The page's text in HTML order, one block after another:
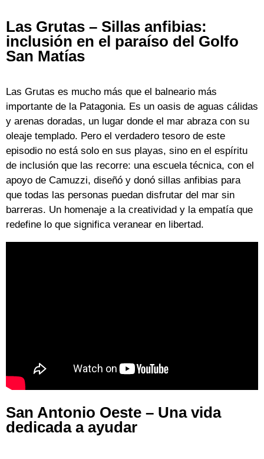
Las Grutas – Sillas anfibias:
inclusión en el paraíso del Golfo
San Matías
Las Grutas es mucho más que el balneario más
importante de la Patagonia. Es un oasis de aguas cálidas
y arenas doradas, un lugar donde el mar abraza con su
oleaje templado. Pero el verdadero tesoro de este
episodio no está solo en sus playas, sino en el espíritu
de inclusión que las recorre: una escuela técnica, con el
apoyo de Camuzzi, diseñó y donó sillas anfibias para
que todas las personas puedan disfrutar del mar sin
barreras. Un homenaje a la creatividad y la empatía que
redefine lo que significa veranear en libertad.
San Antonio Oeste – Una vida
dedicada a ayudar